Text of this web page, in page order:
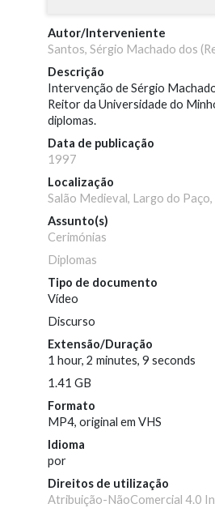
Autor/Interveniente
Santos, Sérgio Machado dos
Descrição
Intervenção de Sérgio
Reitor da Universidade do
diplomas.
Data de publicação
1997
Localização
Salão Medieval, Largo do
Assunto(s)
Cerimónias
Diplomas
Tipo de documento
Vídeo
Discurso
Extensão/Duração
1 hour, 2 minutes, 9 seconds
1.41 GB
Formato
MP4, original em VHS
Idioma
por
Direitos de utilização
Atribuição-NãoComercial 4.0